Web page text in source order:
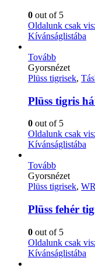
0 out of 5
Oldalunk csak
Kívánságlistába
Tovább
Gyorsnézet
Plüss tigrisek,
Plüss tigris
0 out of 5
Oldalunk csak
Kívánságlistába
Tovább
Gyorsnézet
Plüss tigrisek, WR
Plüss fehér
0 out of 5
Oldalunk csak
Kívánságlistába